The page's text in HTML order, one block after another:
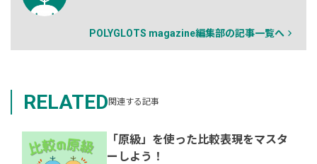
POLYGLOTS magazine編集部の記事一覧へ
RELATED 関連する記事
「原級」を使った比較表現をマスタ
ーしよう！